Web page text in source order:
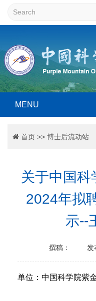
MENU
首页 >> 博士后流动站
关于中国科
2024年拟
示--
撰稿： 发
单位：中国科学院紫